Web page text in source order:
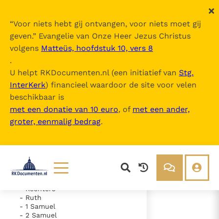
“Voor niets hebt gij ontvangen, voor niets moet gij
geven.” Evangelie van Onze Heer Jezus Christus
volgens Matteüs, hoofdstuk 10, vers 8
.
U helpt RKDocumenten.nl (een initiatief van Stg.
InterKerk) financieel waardoor de site voor velen
beschikbaar is
met een donatie van 10 euro, of met een ander,
groter, eenmalig bedrag.
Lezen
Documenten
Over ons
De Bijbel
Inhoudsopgave
uitklappen
- Oude Testament
- Exodus
- Numeri
- Deuteronomium
- Rechters
- Ruth
- 1 Samuel
- 2 Samuel
- Psalm 22